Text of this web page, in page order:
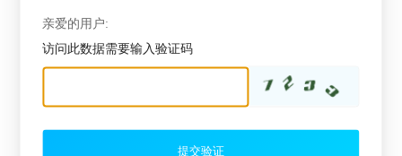
亲爱的用户:
访问此数据需要输入验证码